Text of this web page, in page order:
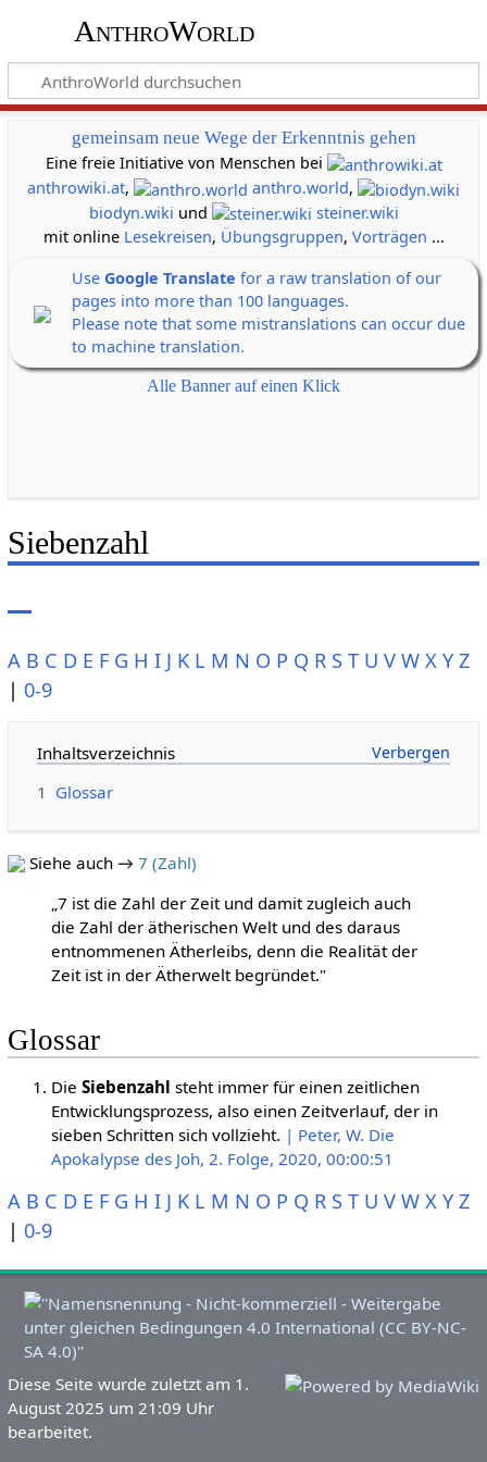
AnthroWorld
gemeinsam neue Wege der Erkenntnis gehen
Eine freie Initiative von Menschen bei
anthrowiki.at, anthro.world,
biodyn.wiki und
steiner.wiki
mit online Lesekreisen, Übungsgruppen, Vorträgen ...
Use Google Translate for a raw translation of our
pages into more than 100 languages.
Please note that some mistranslations can occur due
to machine translation.
Alle Banner auf einen Klick
Siebenzahl
A B C D E F G H I J K L M N O P Q R S T U V W X Y Z
| 0-9
Inhaltsverzeichnis
1 Glossar
Siehe auch → 7 (Zahl)
„7 ist die Zahl der Zeit und damit zugleich auch
die Zahl der ätherischen Welt und des daraus
entnommenen Ätherleibs, denn die Realität der
Zeit ist in der Ätherwelt begründet."
Glossar
Die Siebenzahl steht immer für einen zeitlichen
Entwicklungsprozess, also einen Zeitverlauf, der in
sieben Schritten sich vollzieht. | Peter, W. Die
Apokalypse des Joh, 2. Folge, 2020, 00:00:51
A B C D E F G H I J K L M N O P Q R S T U V W X Y Z
| 0-9
Diese Seite wurde zuletzt am 1.
August 2025 um 21:09 Uhr
bearbeitet.